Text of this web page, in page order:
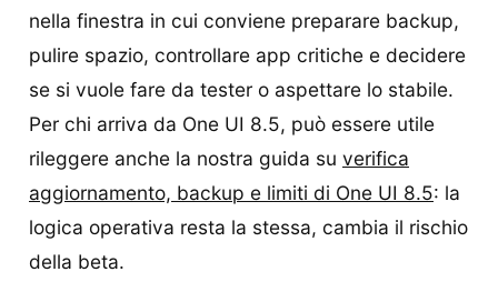
nella finestra in cui conviene preparare backup,
pulire spazio, controllare app critiche e decidere
se si vuole fare da tester o aspettare lo stabile.
Per chi arriva da One UI 8.5, può essere utile
rileggere anche la nostra guida su verifica
aggiornamento, backup e limiti di One UI 8.5: la
logica operativa resta la stessa, cambia il rischio
della beta.